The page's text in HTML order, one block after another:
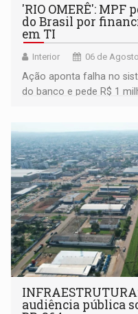
'RIO OMERÊ': MPF
do Brasil por
em TI
Interior 06 de
Ação aponta falha no
do banco e pede R$ 1
audiência pública